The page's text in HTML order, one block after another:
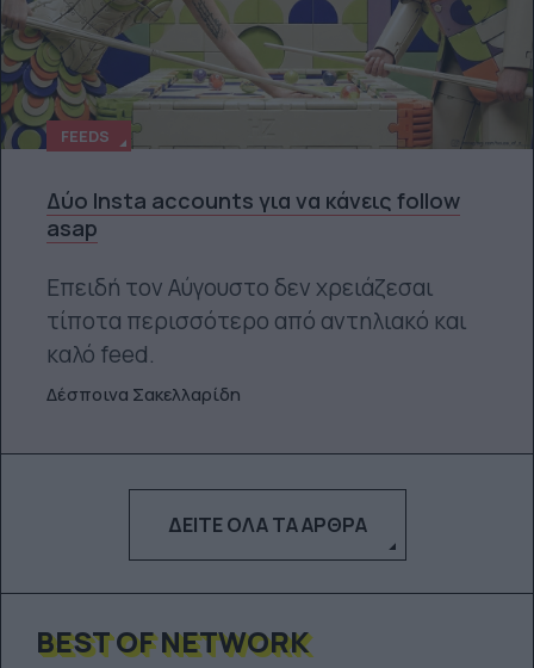
FEEDS
Δύο Insta accounts για να κάνεις follow
asap
Επειδή τον Αύγουστο δεν χρειάζεσαι
τίποτα περισσότερο από αντηλιακό και
καλό feed.
Δέσποινα Σακελλαρίδη
ΔΕΊΤΕ ΌΛΑ ΤΑ ΆΡΘΡΑ
BEST OF NETWORK